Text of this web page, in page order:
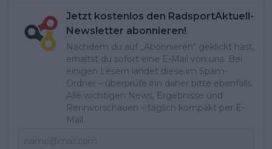
Jetzt kostenlos den RadsportAktuell-
Newsletter abonnieren!
Nachdem du auf „Abonnieren“ geklickt hast,
erhältst du sofort eine E-Mail von uns. Bei
einigen Lesern landet diese im Spam-
Ordner – überprüfe ihn daher bitte ebenfalls.
Alle wichtigen News, Ergebnisse und
Rennvorschauen – täglich kompakt per E-
Mail.